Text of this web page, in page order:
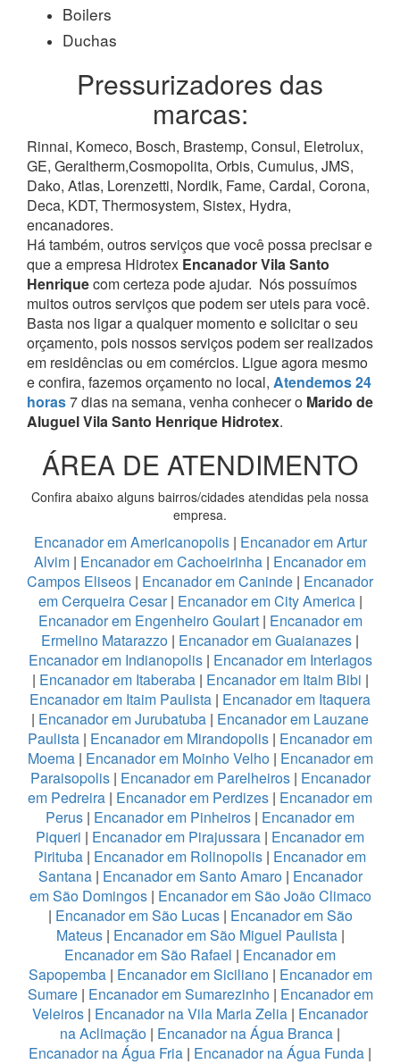
Boilers
Duchas
Pressurizadores das
marcas:
Rinnai, Komeco, Bosch, Brastemp, Consul, Eletrolux,
GE, Geraltherm,Cosmopolita, Orbis, Cumulus, JMS,
Dako, Atlas, Lorenzetti, Nordik, Fame, Cardal, Corona,
Deca, KDT, Thermosystem, Sistex, Hydra,
encanadores.
Há também, outros serviços que você possa precisar e
que a empresa Hidrotex Encanador Vila Santo
Henriquecom certeza pode ajudar. Nós possuímos
muitos outros serviços que podem ser uteis para você.
Basta nos ligar a qualquer momento e solicitar o seu
orçamento, pois nossos serviços podem ser realizados
em residências ou em comércios. Ligue agora mesmo
e confira, fazemos orçamento no local, Atendemos 24
horas7 dias na semana, venha conhecer o Marido de
Aluguel Vila Santo Henrique Hidrotex.
ÁREA DE ATENDIMENTO
Confira abaixo alguns bairros/cidades atendidas pela nossa
empresa.
Encanador em Americanopolis | Encanador em Artur
Alvim | Encanador em Cachoeirinha | Encanador em
Campos Eliseos | Encanador em Caninde | Encanador
em Cerqueira Cesar| Encanador em City America |
Encanador em Engenheiro Goulart | Encanador em
Ermelino Matarazzo | Encanador em Guaianazes |
Encanador em Indianopolis| Encanador em Interlagos
| Encanador em Itaberaba| Encanador em Itaim Bibi |
Encanador em Itaim Paulista | Encanador em Itaquera
| Encanador em Jurubatuba | Encanador em Lauzane
Paulista | Encanador em Mirandopolis | Encanador em
Moema| Encanador em Moinho Velho | Encanador em
Paraisopolis| Encanador em Parelheiros| Encanador
em Pedreira | Encanador em Perdizes | Encanador em
Perus | Encanador em Pinheiros | Encanador em
Piqueri | Encanador em Pirajussara | Encanador em
Pirituba | Encanador em Rolinopolis | Encanador em
Santana| Encanador em Santo Amaro| Encanador
em São Domingos| Encanador em São João Climaco
| Encanador em São Lucas| Encanador em São
Mateus | Encanador em São Miguel Paulista|
Encanador em São Rafael | Encanador em
Sapopemba | Encanador em Siciliano| Encanador em
Sumare| Encanador em Sumarezinho| Encanador em
Veleiros | Encanador na Vila Maria Zelia | Encanador
na Aclimação | Encanador na Água Branca |
Encanador na Água Fria | Encanador na Água Funda |